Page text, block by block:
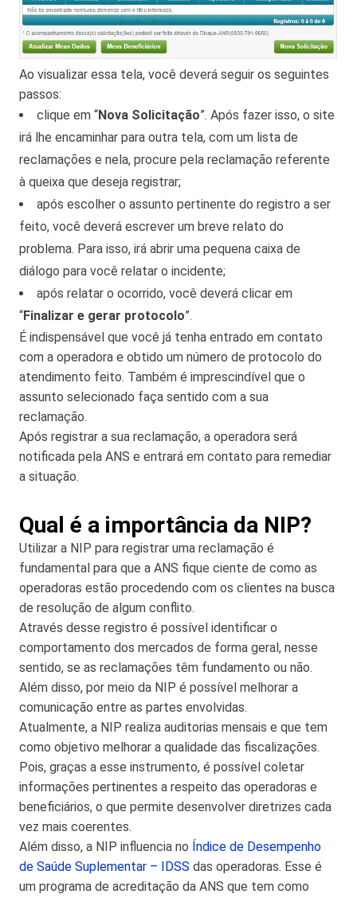
Ao visualizar essa tela, você deverá seguir os seguintes
passos:
clique em “Nova Solicitação”. Após fazer isso, o site
irá lhe encaminhar para outra tela, com um lista de
reclamações e nela, procure pela reclamação referente
à queixa que deseja registrar;
após escolher o assunto pertinente do registro a ser
feito, você deverá escrever um breve relato do
problema. Para isso, irá abrir uma pequena caixa de
diálogo para você relatar o incidente;
após relatar o ocorrido, você deverá clicar em
“Finalizar e gerar protocolo”.
É indispensável que você já tenha entrado em contato
com a operadora e obtido um número de protocolo do
atendimento feito. Também é imprescindível que o
assunto selecionado faça sentido com a sua
reclamação.
Após registrar a sua reclamação, a operadora será
notificada pela ANS e entrará em contato para remediar
a situação.
Qual é a importância da NIP?
Utilizar a NIP para registrar uma reclamação é
fundamental para que a ANS fique ciente de como as
operadoras estão procedendo com os clientes na busca
de resolução de algum conflito.
Através desse registro é possível identificar o
comportamento dos mercados de forma geral, nesse
sentido, se as reclamações têm fundamento ou não.
Além disso, por meio da NIP é possível melhorar a
comunicação entre as partes envolvidas.
Atualmente, a NIP realiza auditorias mensais e que tem
como objetivo melhorar a qualidade das fiscalizações.
Pois, graças a esse instrumento, é possível coletar
informações pertinentes a respeito das operadoras e
beneficiários, o que permite desenvolver diretrizes cada
vez mais coerentes.
Além disso, a NIP influencia no Índice de Desempenho
de Saúde Suplementar – IDSS das operadoras. Esse é
um programa de acreditação da ANS que tem como